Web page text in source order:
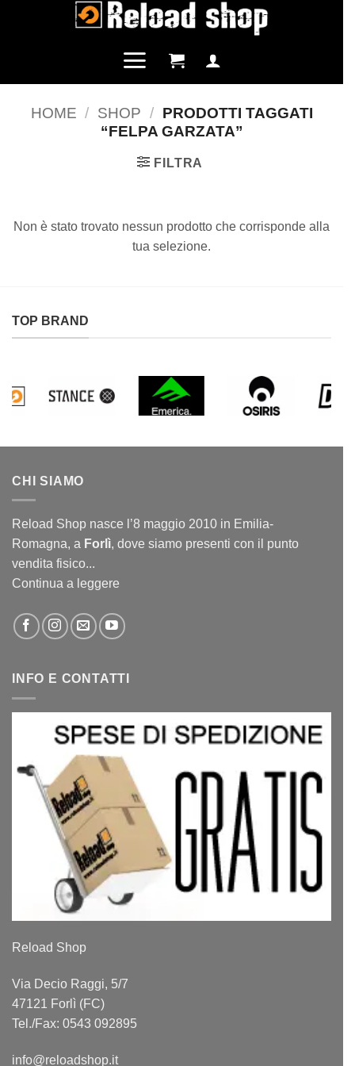
HOME / SHOP / PRODOTTI TAGGATI
“FELPA GARZATA”
FILTRA
Non è stato trovato nessun prodotto che corrisponde alla
tua selezione.
TOP BRAND
CHI SIAMO
Reload Shop nasce l’8 maggio 2010 in Emilia-
Romagna, a Forlì, dove siamo presenti con il punto
vendita fisico...
Continua a leggere
INFO E CONTATTI
Reload Shop
Via Decio Raggi, 5/7
47121 Forlì (FC)
Tel./Fax: 0543 092895
info@reloadshop.it